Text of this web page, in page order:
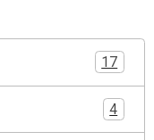
17
4